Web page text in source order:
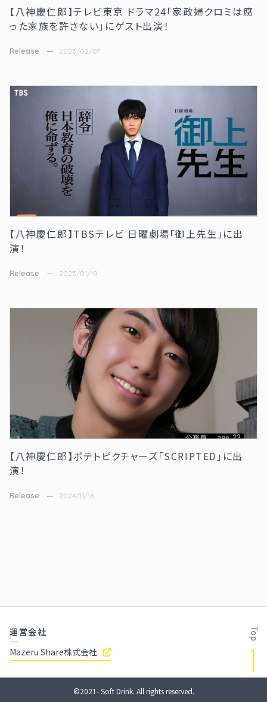
【八神慶仁郎】テレビ東京 ドラマ24「家政婦クロミは腐
った家族を許さない」にゲスト出演！
Release 2025/02/07
【八神慶仁郎】TBSテレビ 日曜劇場「御上先生」に出
演！
Release 2025/01/19
【八神慶仁郎】ポテトピクチャーズ「SCRIPTED」に出
演！
Release 2024/11/16
運営会社
Mazeru Share株式会社
©2021- Soft Drink. All rights reserved.